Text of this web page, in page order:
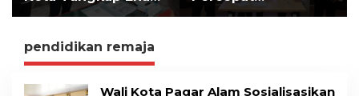
Pelaku
Implementasi LLTT
pendidikan remaja
Wali Kota Pagar Alam Sosialisasikan